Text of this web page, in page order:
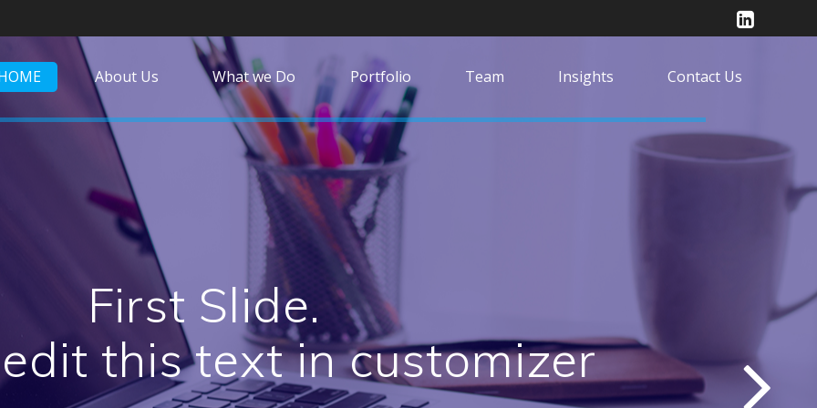
About Us What we Do Portfolio Team Insights Contact Us
First Slide.
this text in customizer